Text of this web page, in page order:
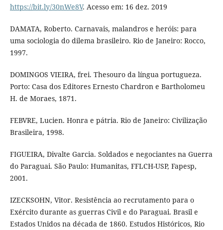
https://bit.ly/30nWe8V. Acesso em: 16 dez. 2019
DAMATA, Roberto. Carnavais, malandros e heróis: para
uma sociologia do dilema brasileiro. Rio de Janeiro: Rocco,
1997.
DOMINGOS VIEIRA, frei. Thesouro da língua portugueza.
Porto: Casa dos Editores Ernesto Chardron e Bartholomeu
H. de Moraes, 1871.
FEBVRE, Lucien. Honra e pátria. Rio de Janeiro: Civilização
Brasileira, 1998.
FIGUEIRA, Divalte Garcia. Soldados e negociantes na Guerra
do Paraguai. São Paulo: Humanitas, FFLCH-USP, Fapesp,
2001.
IZECKSOHN, Vitor. Resistência ao recrutamento para o
Exército durante as guerras Civil e do Paraguai. Brasil e
Estados Unidos na década de 1860. Estudos Históricos, Rio